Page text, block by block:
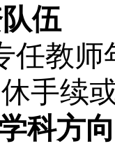
伍
任教师
手续
科方